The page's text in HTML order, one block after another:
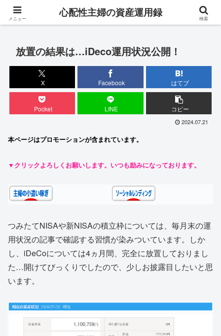
専業主婦が対人ストレス0・完全在宅でお金を稼ぐ成長ブログ
放置の結果は…iDeco運用状況公開！
X Facebook はてブ
Pocket LINE コピー
2024.07.21
本ページはプロモーションが含まれています。
▼クリックよろしくお願いします。いつも励みになっております。
つみたてNISAや新NISAの積立枠については、毎月末の運
用状況の記事で確認する習慣が染みついています。しか
し、iDeCoについては4ヵ月間、完全に放置しておりまし
た…開けてびっくりでしたので、少しお披露目したいと思
います。
メニュー 心配性主婦の資産運用録 検索